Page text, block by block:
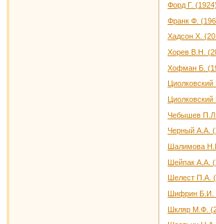
Форд Г.
Франк Ф.
Хадсон Х.
Хорев В.Н.
Хофман Б.
Чебышев
Черный А.А.
Шалимова
Шейпак А.А.
Шелест П.А.
Шифрин Б.И.
Шкляр М.Ф.